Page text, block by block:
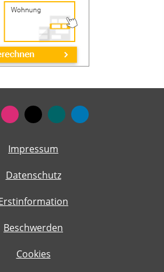
Impressum
Datenschutz
Beschwerden
Cookies